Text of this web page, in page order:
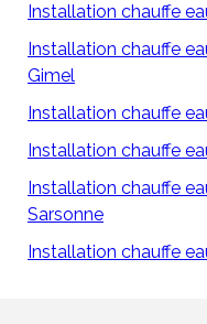
Installation chauffe
Installation chauffe
Gimel
Installation chauffe
Installation chauffe
Installation chauffe
Sarsonne
Installation chauffe